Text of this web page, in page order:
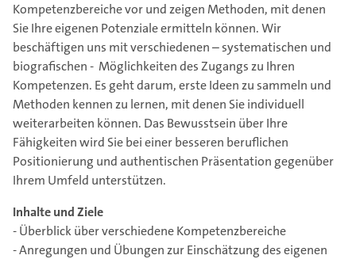
Kompetenzbereiche vor und zeigen Methoden, mit denen
Sie Ihre eigenen Potenziale ermitteln können. Wir
beschäftigen uns mit verschiedenen – systematischen und
biografischen - Möglichkeiten des Zugangs zu Ihren
Kompetenzen. Es geht darum, erste Ideen zu sammeln und
Methoden kennen zu lernen, mit denen Sie individuell
weiterarbeiten können. Das Bewusstsein über Ihre
Fähigkeiten wird Sie bei einer besseren beruflichen
Positionierung und authentischen Präsentation gegenüber
Ihrem Umfeld unterstützen.
Inhalte und Ziele
- Überblick über verschiedene Kompetenzbereiche
- Anregungen und Übungen zur Einschätzung des eigenen